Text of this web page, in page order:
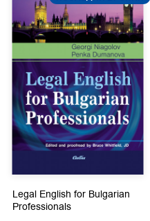
Legal English for Bulgarian
Professionals